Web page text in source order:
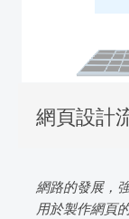
網頁設計
網路的發展，
用於製作網頁